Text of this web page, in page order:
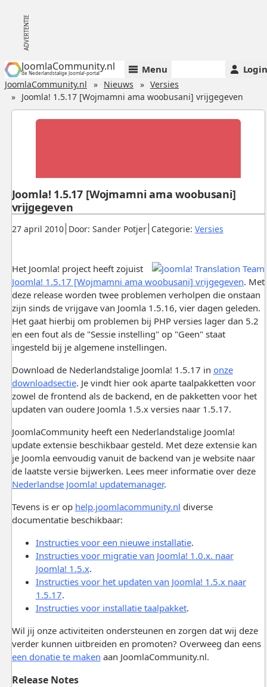
JoomlaCommunity.nl
de Nederlandstalige Joomla!-portal Menu Login
JoomlaCommunity.nl Nieuws
Versies
Joomla! 1.5.17 [Wojmamni ama woobusani] vrijgegeven
Gepubliceerd:
27 april 2010. Door: Sander Potjer. Categorie: Versies.
Joomla! 1.5.17 [Wojmamni ama woobusani]
vrijgegeven
Het Joomla! project heeft zojuist
Joomla! 1.5.17 [Wojmamni ama woobusani] vrijgegeven. Met
deze release worden twee problemen verholpen die onstaan
zijn sinds de vrijgave van Joomla 1.5.16, vier dagen geleden.
Het gaat hierbij om problemen bij PHP versies lager dan 5.2
en een fout als de "Sessie instelling" op "Geen" staat
ingesteld bij je algemene instellingen.
Download de Nederlandstalige Joomla! 1.5.17 in onze
downloadsectie. Je vindt hier ook aparte taalpakketten voor
zowel de frontend als de backend, en de pakketten voor het
updaten van oudere Joomla 1.5.x versies naar 1.5.17.
JoomlaCommunity heeft een Nederlandstalige Joomla!
update extensie beschikbaar gesteld. Met deze extensie kan
je Joomla eenvoudig vanuit de backend van je website naar
de laatste versie bijwerken. Lees meer informatie over deze
Nederlandse Joomla! updatemanager.
Tevens is er op help.joomlacommunity.nl diverse
documentatie beschikbaar:
Instructies voor een nieuwe installatie.
Instructies voor migratie van Joomla! 1.0.x. naar
Joomla! 1.5.x.
Instructies voor het updaten van Joomla! 1.5.x naar
1.5.17.
Instructies voor installatie taalpakket.
Wil jij onze activiteiten ondersteunen en zorgen dat wij deze
verder kunnen uitbreiden en promoten? Overweeg dan eens
een donatie te maken aan JoomlaCommunity.nl.
Release Notes